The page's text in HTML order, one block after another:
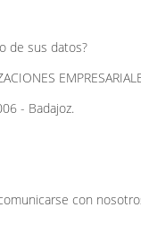
de sus datos?
- Badajoz.
con